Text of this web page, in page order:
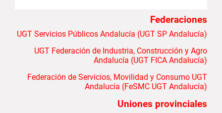
Federaciones
UGT Servicios Públicos Andalucía (UGT SP Andalucía)
UGT Federación de Industria, Construcción y Agro
Andalucía (UGT FICA Andalucía)
Federación de Servicios, Movilidad y Consumo UGT
Andalucía (FeSMC UGT Andalucía)
Uniones provinciales